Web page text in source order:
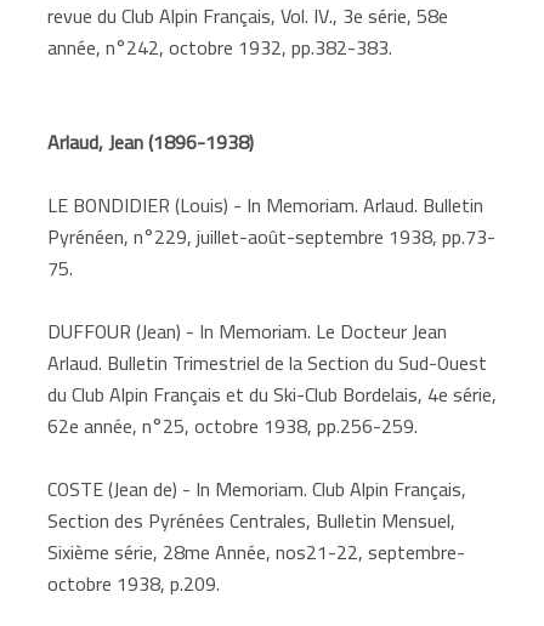
revue du Club Alpin Français, Vol. IV., 3e série, 58e
année, n°242, octobre 1932, pp.382-383.
Arlaud, Jean (1896-1938)
LE BONDIDIER (Louis) - In Memoriam. Arlaud. Bulletin
Pyrénéen, n°229, juillet-août-septembre 1938, pp.73-
75.
DUFFOUR (Jean) - In Memoriam. Le Docteur Jean
Arlaud. Bulletin Trimestriel de la Section du Sud-Ouest
du Club Alpin Français et du Ski-Club Bordelais, 4e série,
62e année, n°25, octobre 1938, pp.256-259.
COSTE (Jean de) - In Memoriam. Club Alpin Français,
Section des Pyrénées Centrales, Bulletin Mensuel,
Sixième série, 28me Année, nos21-22, septembre-
octobre 1938, p.209.